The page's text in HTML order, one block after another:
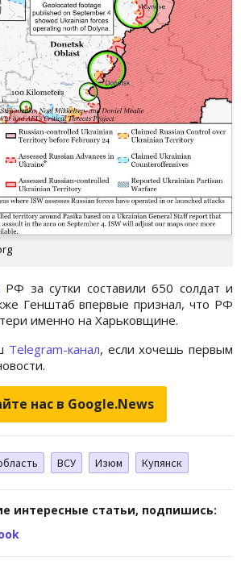
РФ за сутки составили 650 солдат и
Генштаб впервые признал, что РФ
именно на Харьковщине.
Telegram-канал, если хочешь первым
нас в Google.News
ВСУ Изюм Купянск
интересные статьи, подпишись: